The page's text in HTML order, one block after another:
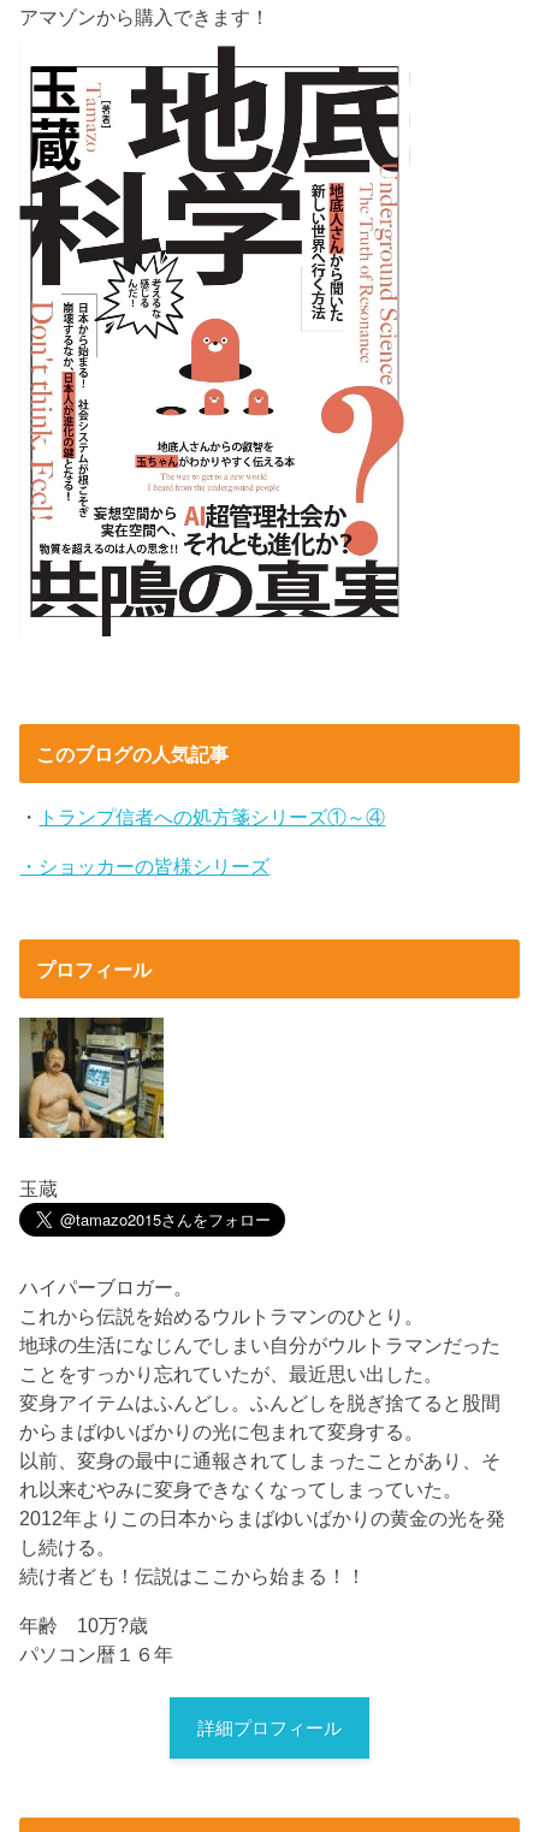
アマゾンから購入できます！
このブログの人気記事
・ トランプ信者への処方箋シリーズ①～④
・ショッカーの皆様シリーズ
プロフィール
玉蔵
ハイパーブロガー。
これから伝説を始めるウルトラマンのひとり。
地球の生活になじんでしまい自分がウルトラマンだった
ことをすっかり忘れていたが、最近思い出した。
変身アイテムはふんどし。ふんどしを脱ぎ捨てると股間
からまばゆいばかりの光に包まれて変身する。
以前、変身の最中に通報されてしまったことがあり、そ
れ以来むやみに変身できなくなってしまっていた。
2012年よりこの日本からまばゆいばかりの黄金の光を発
し続ける。
続け者ども！伝説はここから始まる！！
年齢 10万?歳
パソコン暦１６年
詳細プロフィール